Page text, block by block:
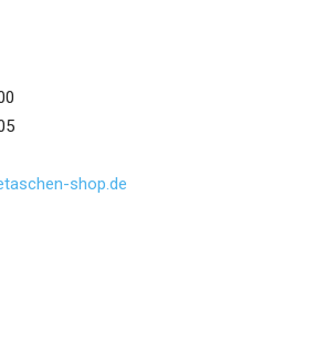
shop.de